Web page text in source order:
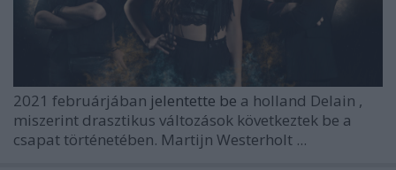
2021 februárjában jelentette be a holland Delain ,
miszerint drasztikus változások következtek be a
csapat történetében. Martijn Westerholt ...